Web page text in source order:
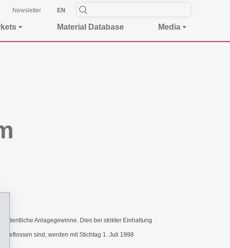
Newsletter EN
Material Database Media
Anlagegewinne. Dies bei strikter Einhaltung
sind, werden mit Stichtag 1. Juli 1998